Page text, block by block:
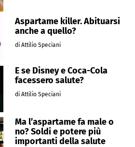
Aspartame killer. Abituarsi
anche a quello?
di Attilio Speciani
E se Disney e Coca-Cola
facessero salute?
di Attilio Speciani
Ma l’aspartame fa male o
no? Soldi e potere più
importanti della salute